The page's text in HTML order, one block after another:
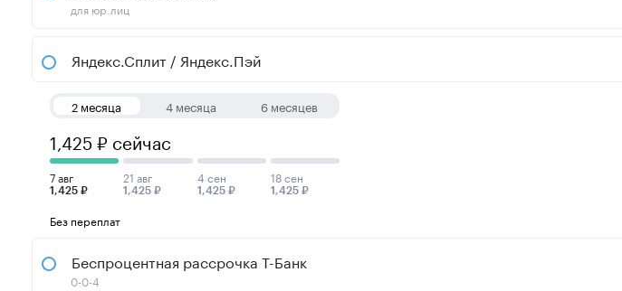
для юр.лиц
Яндекс.Сплит / Яндекс.Пэй
2 месяца 4 месяца 6 месяцев
1,425 ₽ сейчас
7 авг
1,425 ₽
21 авг
1,425 ₽
4 сен
1,425 ₽
18 сен
1,425 ₽
Без переплат
Беспроцентная рассрочка Т-Банк
0-0-4